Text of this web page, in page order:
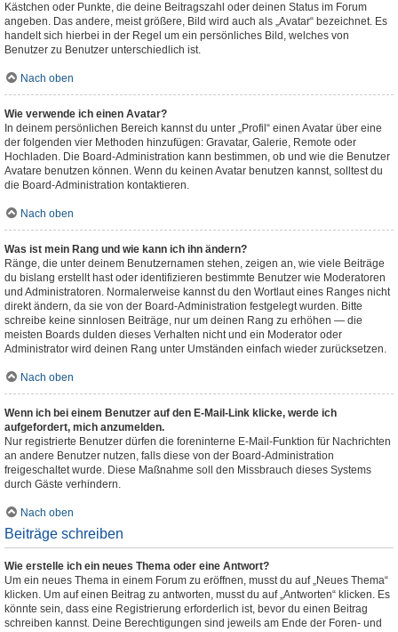
Kästchen oder Punkte, die deine Beitragszahl oder deinen Status im Forum
angeben. Das andere, meist größere, Bild wird auch als „Avatar“ bezeichnet. Es
handelt sich hierbei in der Regel um ein persönliches Bild, welches von
Benutzer zu Benutzer unterschiedlich ist.
Nach oben
Wie verwende ich einen Avatar?
In deinem persönlichen Bereich kannst du unter „Profil“ einen Avatar über eine
der folgenden vier Methoden hinzufügen: Gravatar, Galerie, Remote oder
Hochladen. Die Board-Administration kann bestimmen, ob und wie die Benutzer
Avatare benutzen können. Wenn du keinen Avatar benutzen kannst, solltest du
die Board-Administration kontaktieren.
Nach oben
Was ist mein Rang und wie kann ich ihn ändern?
Ränge, die unter deinem Benutzernamen stehen, zeigen an, wie viele Beiträge
du bislang erstellt hast oder identifizieren bestimmte Benutzer wie Moderatoren
und Administratoren. Normalerweise kannst du den Wortlaut eines Ranges nicht
direkt ändern, da sie von der Board-Administration festgelegt wurden. Bitte
schreibe keine sinnlosen Beiträge, nur um deinen Rang zu erhöhen — die
meisten Boards dulden dieses Verhalten nicht und ein Moderator oder
Administrator wird deinen Rang unter Umständen einfach wieder zurücksetzen.
Nach oben
Wenn ich bei einem Benutzer auf den E-Mail-Link klicke, werde ich
aufgefordert, mich anzumelden.
Nur registrierte Benutzer dürfen die foreninterne E-Mail-Funktion für Nachrichten
an andere Benutzer nutzen, falls diese von der Board-Administration
freigeschaltet wurde. Diese Maßnahme soll den Missbrauch dieses Systems
durch Gäste verhindern.
Nach oben
Beiträge schreiben
Wie erstelle ich ein neues Thema oder eine Antwort?
Um ein neues Thema in einem Forum zu eröffnen, musst du auf „Neues Thema“
klicken. Um auf einen Beitrag zu antworten, musst du auf „Antworten“ klicken. Es
könnte sein, dass eine Registrierung erforderlich ist, bevor du einen Beitrag
schreiben kannst. Deine Berechtigungen sind jeweils am Ende der Foren- und